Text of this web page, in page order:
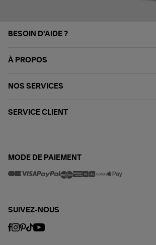
BESOIN D'AIDE ?
À PROPOS
NOS SERVICES
SERVICE CLIENT
MODE DE PAIEMENT
SUIVEZ-NOUS